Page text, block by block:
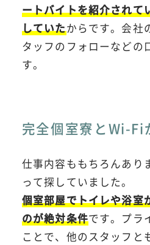
ートバイトを紹介されて
していたからです。会社
タッフのフォローなどの
す。
完全個室寮とWi-Fi
仕事内容ももちろんあり
って探していました。
個室部屋でトイレや浴室
のが絶対条件です。プラ
ことで、他のスタッフと